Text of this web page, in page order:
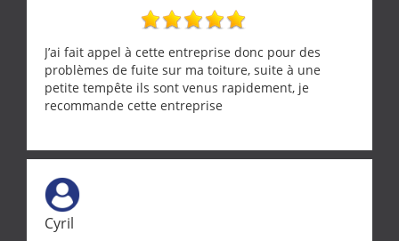
J’ai fait appel à cette entreprise donc pour des
problèmes de fuite sur ma toiture, suite à une
petite tempête ils sont venus rapidement, je
recommande cette entreprise
Cyril